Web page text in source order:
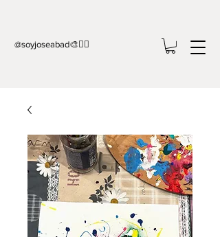
@soyjoseabad🎨✍🏻